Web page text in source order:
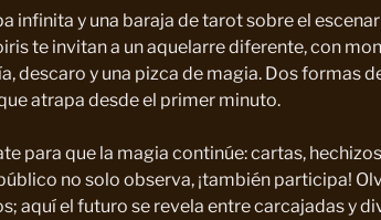
infinita y una baraja de tarot sobre el
te invitan a un aquelarre diferente, con
descaro y una pizca de magia. Dos formas
atrapa desde el primer minuto.
para que la magia continúe: cartas,
no solo observa, ¡también participa!
aquí el futuro se revela entre carcajadas y